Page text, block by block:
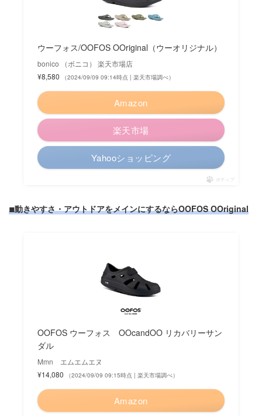
ウーフォス/OOFOS OOriginal（ウーオリジナル）
bonico （ボニコ） 楽天市場店
¥8,580
（2024/09/09 09:14時点 | 楽天市場調べ）
Amazon
楽天市場
Yahooショッピング
ポチップ
◾︎動きやすさ・アウトドアをメインにするならOOFOS OOriginal
OOFOS ウーフォス OOcandOO リカバリーサン
ダル
Mmn エムエムエヌ
¥14,080
（2024/09/09 09:15時点 | 楽天市場調べ）
Amazon